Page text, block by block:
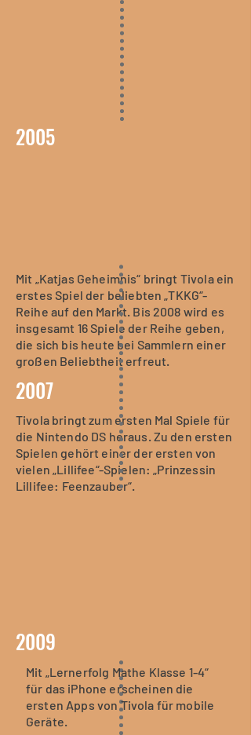
2005
Mit „Katjas Geheimnis“ bringt Tivola ein
erstes Spiel der beliebten „TKKG“-
Reihe auf den Markt. Bis 2008 wird es
insgesamt 16 Spiele der Reihe geben,
die sich bis heute bei Sammlern einer
großen Beliebtheit erfreut.
2007
Tivola bringt zum ersten Mal Spiele für
die Nintendo DS heraus. Zu den ersten
Spielen gehört einer der ersten von
vielen „Lillifee“-Spielen: „Prinzessin
Lillifee: Feenzauber“.
2009
Mit „Lernerfolg Mathe Klasse 1-4“
für das iPhone erscheinen die
ersten Apps von Tivola für mobile
Geräte.